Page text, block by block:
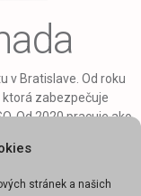
stránek a našich
v Bratislave. Od roku
ktorá zabezpečuje
Od 2020pracuje ako
Business Solutions.